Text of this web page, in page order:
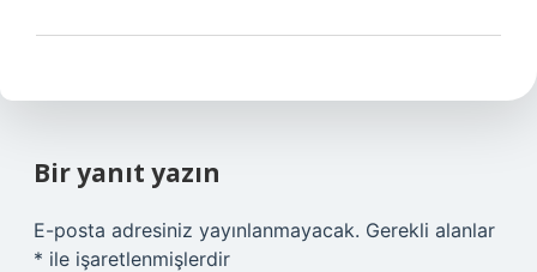
Bir yanıt yazın
E-posta adresiniz yayınlanmayacak. Gerekli alanlar
* ile işaretlenmişlerdir